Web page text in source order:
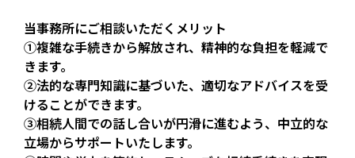
当事務所にご相談いただくメリット
①複雑な手続きから解放され、精神的な負担を軽減で
きます。
②法的な専門知識に基づいた、適切なアドバイスを受
けることができます。
③相続人間での話し合いが円滑に進むよう、中立的な
立場からサポートいたします。